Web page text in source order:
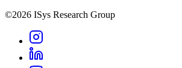
©2026 ISys Research Group